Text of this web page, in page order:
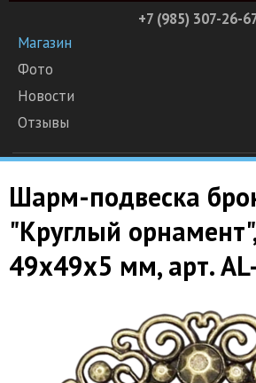
+7 (985) 307-26-
Магазин
Фото
Новости
Отзывы
Шарм-подвеска
"Круглый
49х49х5 мм, арт.